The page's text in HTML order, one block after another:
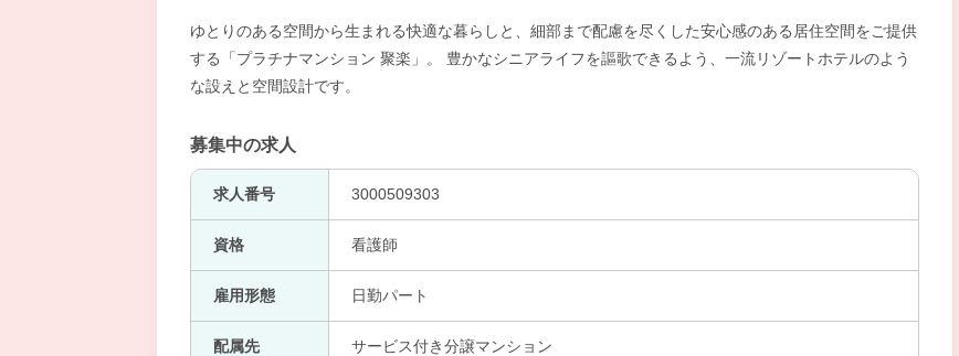
ゆとりのある空間から生まれる快適な暮らしと、細部まで配慮を尽くした安心感のある居住空間をご提供
する「プラチナマンション 聚楽」。 豊かなシニアライフを謳歌できるよう、一流リゾートホテルのよう
な設えと空間設計です。
募集中の求人
求人番号 3000509303
資格 看護師
雇用形態 日勤パート
配属先 サービス付き分譲マンション